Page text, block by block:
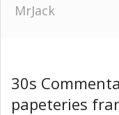
MrJack
30s
papeteries